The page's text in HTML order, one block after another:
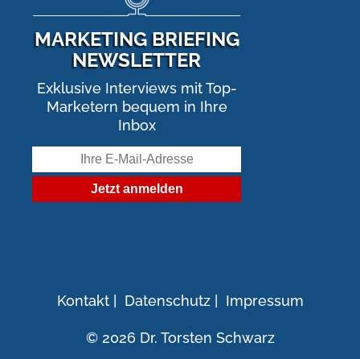
MARKETING BRIEFING
NEWSLETTER
Exklusive Interviews mit Top-
Marketern bequem in Ihre
Inbox
Kontakt | Datenschutz | Impressum
© 2026 Dr. Torsten Schwarz